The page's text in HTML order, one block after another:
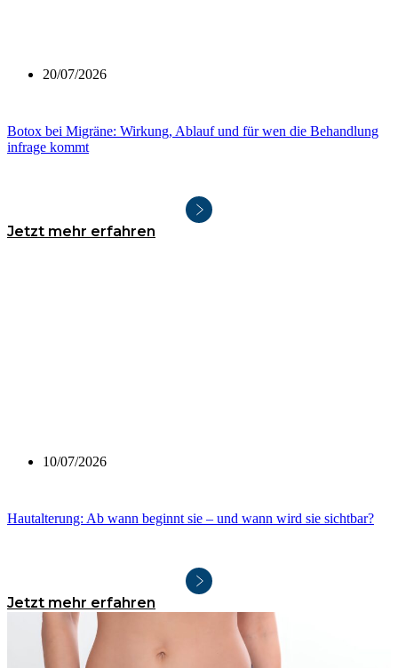
20/07/2026
Botox bei Migräne: Wirkung, Ablauf und für wen die Behandlung
infrage kommt
Jetzt mehr erfahren
10/07/2026
Hautalterung: Ab wann beginnt sie – und wann wird sie sichtbar?
Jetzt mehr erfahren